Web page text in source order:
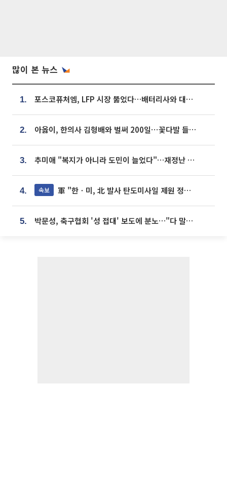
많이 본 뉴스
1. 포스코퓨처엠, LFP 시장 뚫었다…배터리사와 대규모 장기 공급 합의
2. 아옳이, 한의사 김형배와 벌써 200일⋯꽃다발 들고 "프러포즈 아냐"
3. 추미애 "복지가 아니라 도민이 늘었다"…재정난 책임론 정면돌파
4. 속보 軍 "한ㆍ미, 北 발사 탄도미사일 제원 정밀분석 중"
5. 박문성, 축구협회 '성 접대' 보도에 분노…"다 말아먹으려고 작정했나"